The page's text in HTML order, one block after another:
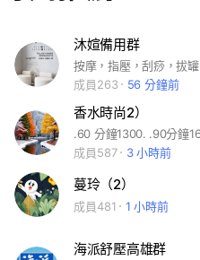
沐媗備用群
按摩，指壓，刮痧，拔罐
成員263
56 分鐘前
香水時尚2）
成員587
3 小時前
蔓玲（2）
成員481 1 小時前
海派舒壓高雄群